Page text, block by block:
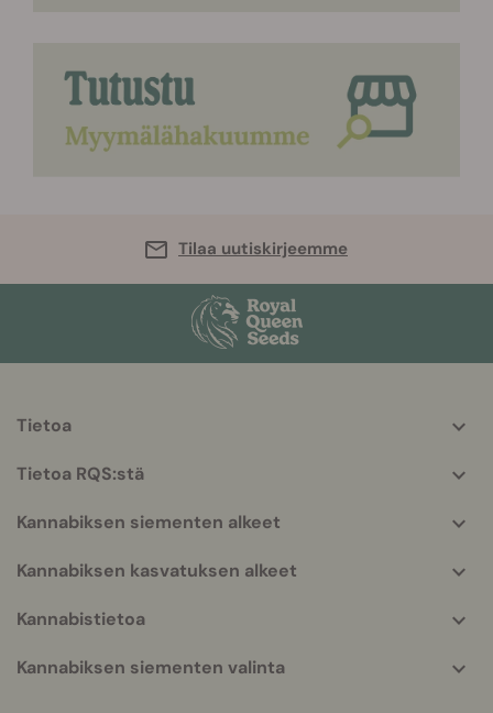
Tilaa uutiskirjeemme
info
Tietoa
Tietoa RQS:stä
Kannabiksen siementen alkeet
Kannabiksen kasvatuksen alkeet
Kannabistietoa
Kannabiksen siementen valinta